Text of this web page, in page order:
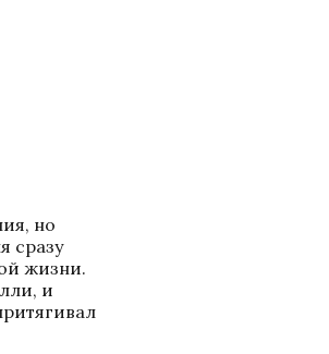
но
сразу
жизни.
и